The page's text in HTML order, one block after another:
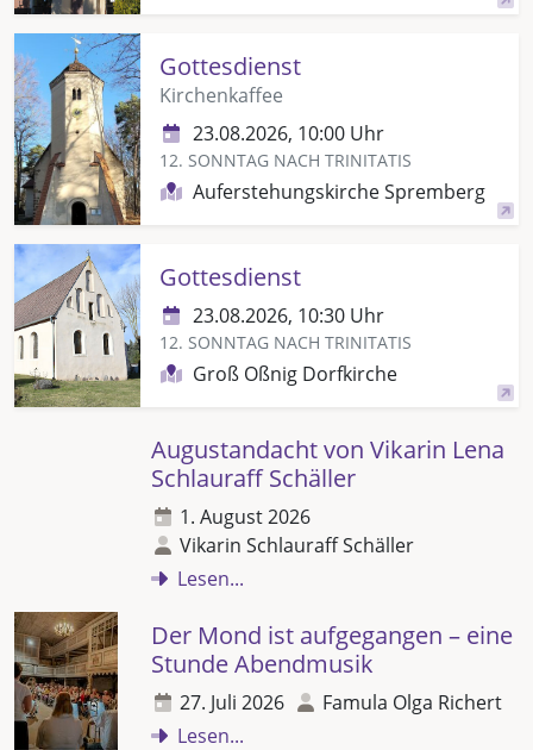
Gottesdienst
Kirchenkaffee
23.08.2026, 10:00 Uhr
12. SONNTAG NACH TRINITATIS
Auferstehungskirche Spremberg
Gottesdienst
23.08.2026, 10:30 Uhr
12. SONNTAG NACH TRINITATIS
Groß Oßnig Dorfkirche
Augustandacht von Vikarin Lena
Schlauraff Schäller
1. August 2026
Vikarin Schlauraff Schäller
Lesen...
Der Mond ist aufgegangen – eine
Stunde Abendmusik
27. Juli 2026
Famula Olga Richert
Lesen...